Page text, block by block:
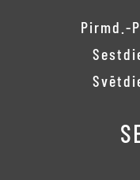
Pirmd.-